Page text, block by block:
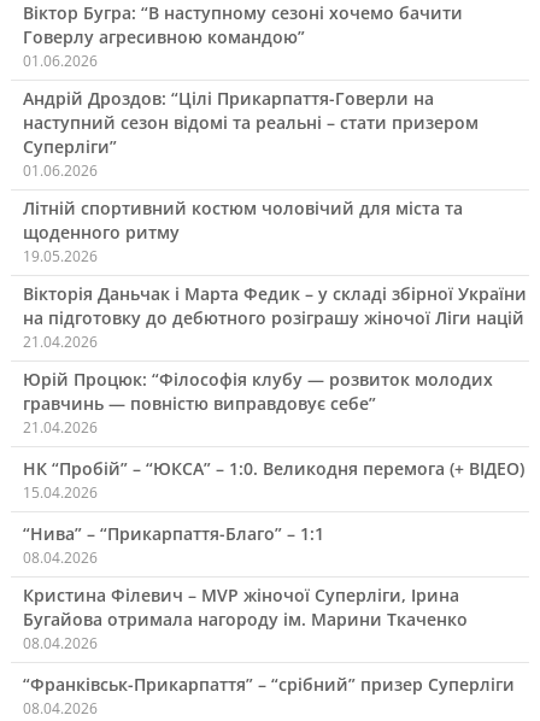
Віктор Бугра: “В наступному сезоні хочемо бачити
Говерлу агресивною командою”
01.06.2026
Андрій Дроздов: “Цілі Прикарпаття-Говерли на
наступний сезон відомі та реальні – стати призером
Суперліги”
01.06.2026
Літній спортивний костюм чоловічий для міста та
щоденного ритму
19.05.2026
Вікторія Даньчак і Марта Федик – у складі збірної України
на підготовку до дебютного розіграшу жіночої Ліги націй
21.04.2026
Юрій Процюк: “Філософія клубу — розвиток молодих
гравчинь — повністю виправдовує себе”
21.04.2026
НК “Пробій” – “ЮКСА” – 1:0. Великодня перемога (+ ВІДЕО)
15.04.2026
“Нива” – “Прикарпаття-Благо” – 1:1
08.04.2026
Кристина Філевич – MVP жіночої Суперліги, Ірина
Бугайова отримала нагороду ім. Марини Ткаченко
08.04.2026
“Франківськ-Прикарпаття” – “срібний” призер Суперліги
08.04.2026